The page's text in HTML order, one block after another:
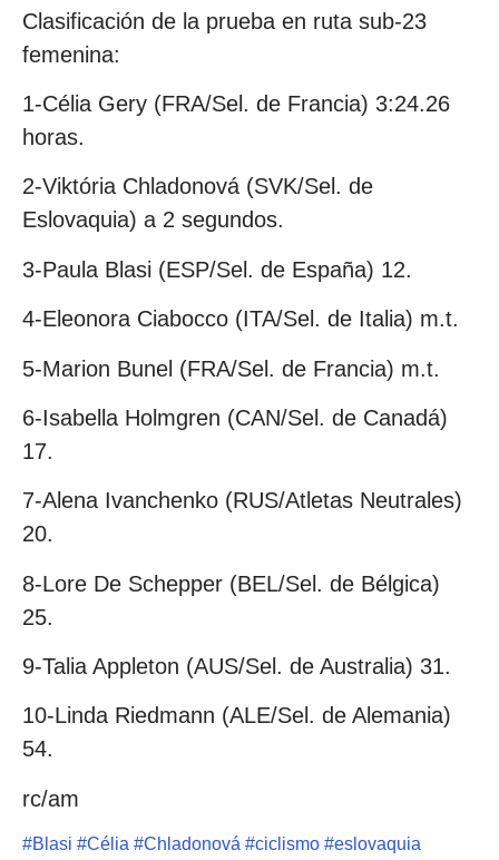
Clasificación de la prueba en ruta sub-23
femenina:
1-Célia Gery (FRA/Sel. de Francia) 3:24.26
horas.
2-Viktória Chladonová (SVK/Sel. de
Eslovaquia) a 2 segundos.
3-Paula Blasi (ESP/Sel. de España) 12.
4-Eleonora Ciabocco (ITA/Sel. de Italia) m.t.
5-Marion Bunel (FRA/Sel. de Francia) m.t.
6-Isabella Holmgren (CAN/Sel. de Canadá)
17.
7-Alena Ivanchenko (RUS/Atletas Neutrales)
20.
8-Lore De Schepper (BEL/Sel. de Bélgica)
25.
9-Talia Appleton (AUS/Sel. de Australia) 31.
10-Linda Riedmann (ALE/Sel. de Alemania)
54.
rc/am
#Blasi #Célia #Chladonová #ciclismo #eslovaquia